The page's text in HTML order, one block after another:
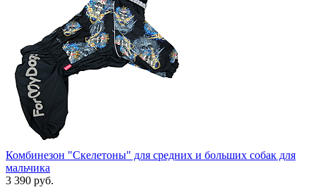
Комбинезон "Скелетоны" для средних и больших собак для
мальчика
3 390 руб.